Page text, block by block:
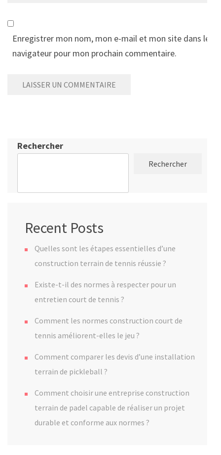
Enregistrer mon nom, mon e-mail et mon site dans le
navigateur pour mon prochain commentaire.
Rechercher
Rechercher
Recent Posts
Quelles sont les étapes essentielles d’une
construction terrain de tennis réussie ?
Existe-t-il des normes à respecter pour un
entretien court de tennis ?
Comment les normes construction court de
tennis améliorent-elles le jeu ?
Comment comparer les devis d’une installation
terrain de pickleball ?
Comment choisir une entreprise construction
terrain de padel capable de réaliser un projet
durable et conforme aux normes ?